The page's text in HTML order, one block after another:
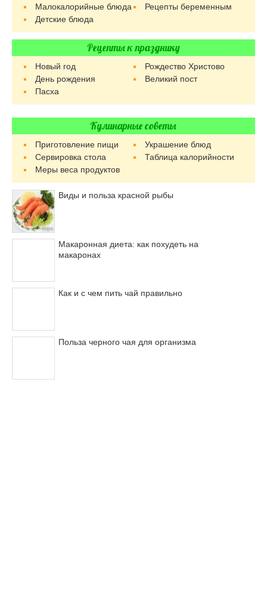
Малокалорийные блюда
Рецепты беременным
Детские блюда
Рецепты к празднику
Новый год
Рождество Христово
День рождения
Великий пост
Пасха
Кулинарные советы
Приготовление пищи
Украшение блюд
Сервировка стола
Таблица калорийности
Меры веса продуктов
Виды и польза красной рыбы
Макаронная диета: как похудеть на
макаронах
Как и с чем пить чай правильно
Польза черного чая для организма